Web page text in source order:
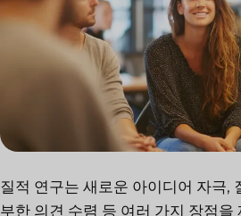
질적 연구는 새로운 아이디어 자극,
부한 의견 수렴 등 여러 가지 장점을